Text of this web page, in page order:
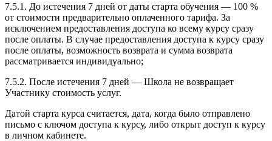
7.5.1. До истечения 7 дней от даты старта обучения — 100 %
от стоимости предварительно оплаченного тарифа. За
исключением предоставления доступа ко всему курсу сразу
после оплаты. В случае предоставления доступа к курсу сразу
после оплаты, возможность возврата и сумма возврата
рассматривается индивидуально;
7.5.2. После истечения 7 дней — Школа не возвращает
Участнику стоимость услуг.
Датой старта курса считается, дата, когда было отправлено
письмо с ключом доступа к курсу, либо открыт доступ к курсу
в личном кабинете.